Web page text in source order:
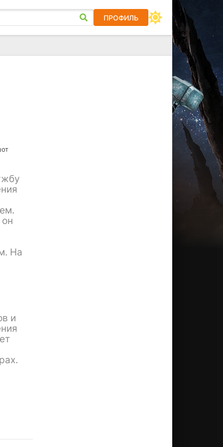
ПРОФИЛЬ
На
и